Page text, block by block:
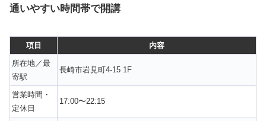
通いやすい時間帯で開講
項目
内容
所在地／最
寄駅
長崎市岩見町4-15 1F
営業時間・
定休日
17:00〜22:15